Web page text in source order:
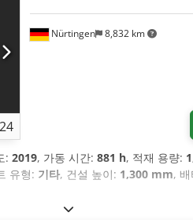
24
Nürtingen 8,832 km
: 2019, 가동 시간: 881 h, 적재 용량:
유형: 기타, 건설 높이: 1,300 mm,